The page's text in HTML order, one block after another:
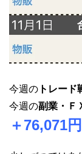
今週の トレード
今週の副業・Ｆ
＋76,071円